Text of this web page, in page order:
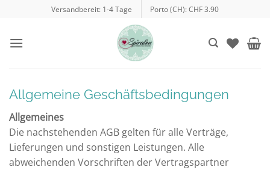
springen
Versandbereit: 1-4 Tage Porto (CH): CHF 3.90
Allgemeine Geschäftsbedingungen
Allgemeines
Die nachstehenden AGB gelten für alle Verträge,
Lieferungen und sonstigen Leistungen. Alle
abweichenden Vorschriften der Vertragspartner